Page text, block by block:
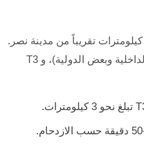
على بُعد نحو 22 كيلومتراً من وسط القاهرة، و10 كيلومترات تقريباً من مدينة نصر.
يضم المطار ثلاثة صالات: T1 (الرحلات الأفريقية والعربية)، T2 (المغادرات الداخلية وبعض الدولية)، و T3